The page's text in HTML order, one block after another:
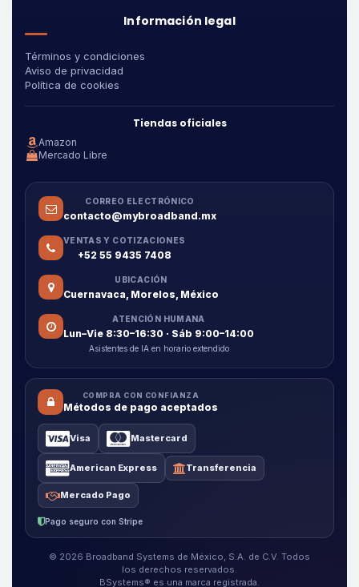
Información legal
Términos y condiciones
Aviso de privacidad
Política de cookies
Tiendas oficiales
Amazon
Mercado Libre
CORREO ELECTRÓNICO
contacto@mybroadband.mx
VENTAS Y COTIZACIONES
+52 55 9435 7408
UBICACIÓN
Cuernavaca, Morelos, México
ATENCIÓN HUMANA
Lun–Vie 8:30–16:30 · Sáb 9:00–14:00
Asistentes de IA en horario extendido
COMPRA CON CONFIANZA
Métodos de pago aceptados
Visa Mastercard
American Express Transferencia
Mercado Pago
Pago seguro con Stripe
© 2026 Broadband Systems de México, S.A. de C.V. Todos
los derechos reservados.
BSystems® es una marca registrada.